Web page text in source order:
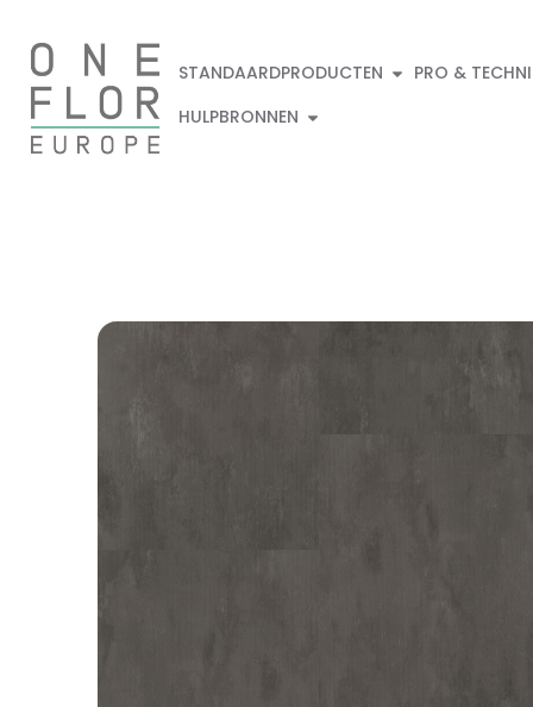
STANDAARDPRODUCTEN
PRO &
HULPBRONNEN